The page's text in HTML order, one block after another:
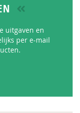
uitgaven en
per e-mail